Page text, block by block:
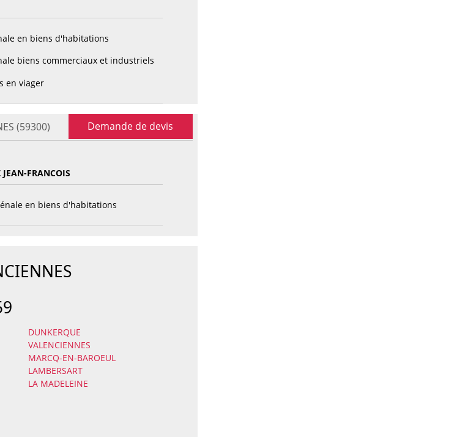
en biens d'habitations
biens commerciaux et industriels
en viager
(59300) Demande de devis
FRANCOIS
en biens d'habitations
DUNKERQUE
VALENCIENNES
MARCQ-EN-BAROEUL
LAMBERSART
LA MADELEINE